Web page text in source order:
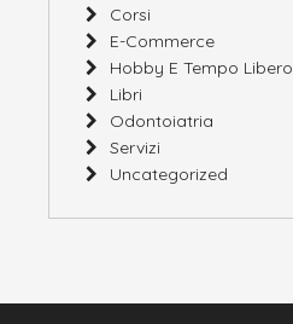
Corsi
E-Commerce
Hobby E Tempo Libero
Libri
Odontoiatria
Servizi
Uncategorized